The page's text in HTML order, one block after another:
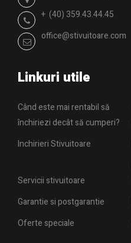
+ (40) 359.43.44.45
office@stivuitoare.com
Linkuri utile
Când este mai rentabil să
închiriezi decât să cumperi?
Inchirieri Stivuitoare
Servicii stivuitoare
Garantie si postgarantie
Oferte speciale